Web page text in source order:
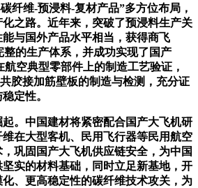
纤维-预浸料-复材产品”多方位布局，
之路。近年来，突破了预浸料生产关
与国外产品水平相当，获得商飞
的生产体系，并成功实现了国产
空典型零部件上的制造工艺验证，
胶接加筋壁板的制造与检测，充分证
定性。
中国建材将紧密配合国产大飞机研
在大型客机、民用飞行器等民用航空
巩固国产大飞机供应链安全，为中国
实的材料基础，同时立足新基地，开
、更高稳定性的碳纤维技术攻关，为